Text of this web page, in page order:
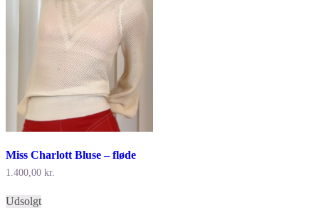
Miss Charlott Bluse – fløde
1.400,00 kr.
Udsolgtvare